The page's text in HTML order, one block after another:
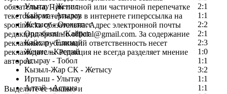
Улытау - Женис
2:1
Кайрат - Атырау
1:1
Жетысу - Окжетпес
2:2
Ордабасы - Кайрат
2:1
Кайсар - Елимай
2:3
Женис - Каспий
1:0
Атырау - Тобол
1:1
Кызыл-Жар СК - Жетысу
3:2
Иртыш - Улытау
1:1
Алтай - Астана
1:1
обязательна. При полной или частичной перепечатке
текстовых материалов в интернете гиперссылка на
sportinfo.kz обязательна. Адрес электронной почты
редакции: sportinfo.official@gmail.com. За содержание
рекламных публикаций ответственность несет
рекламодатель. Редакция не всегда разделяет мнение
авторов.
Заметили ошибку в тексте?
Выделите ее мышью и